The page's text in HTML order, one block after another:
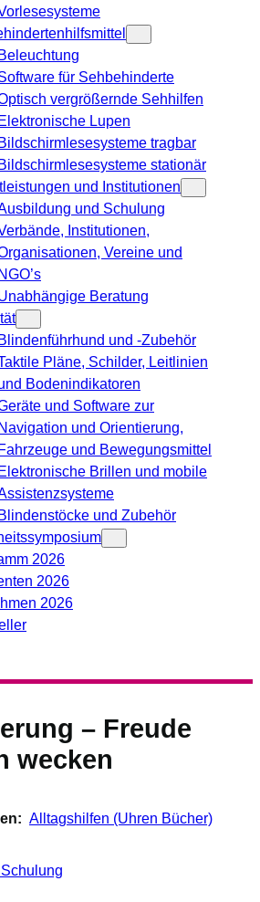
für Sehbehinderte
vergrößernde Sehhilfen
Lupen
tragbar
stationär
und Institutionen
und Schulung
Institutionen,
Vereine und
Beratung
und -Zubehör
Pläne, Schilder, Leitlinien
Bodenindikatoren
und Software zur
und Orientierung,
und Bewegungsmittel
Brillen und mobile
und Zubehör
2026
2026
2026
– Freude
wecken
Alltagshilfen (Uhren Bücher)